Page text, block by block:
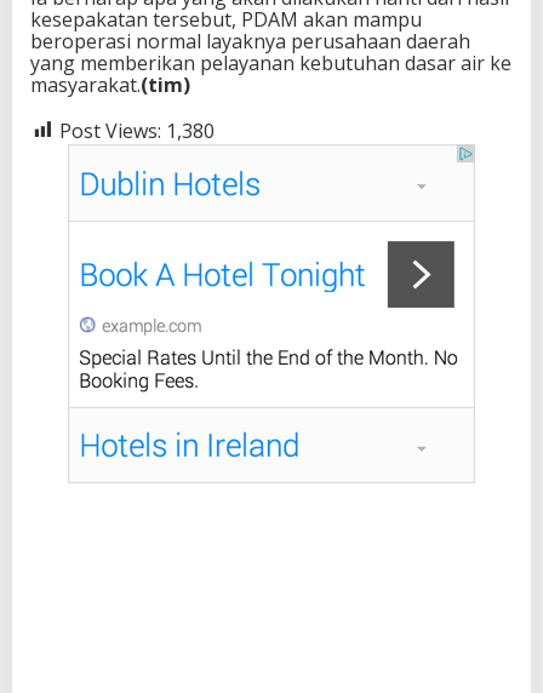
kesepakatan tersebut, PDAM akan mampu
beroperasi normal layaknya perusahaan daerah
yang memberikan pelayanan kebutuhan dasar air ke
masyarakat.(tim)
Post Views: 1,380